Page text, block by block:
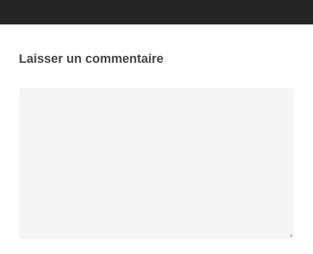
Laisser un commentaire